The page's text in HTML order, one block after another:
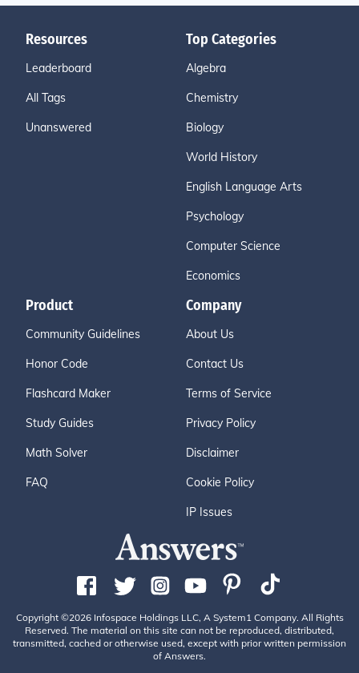
Resources
Leaderboard
All Tags
Unanswered
Top Categories
Algebra
Chemistry
Biology
World History
English Language Arts
Psychology
Computer Science
Economics
Product
Community Guidelines
Honor Code
Flashcard Maker
Study Guides
Math Solver
FAQ
Company
About Us
Contact Us
Terms of Service
Privacy Policy
Disclaimer
Cookie Policy
IP Issues
Copyright ©2026 Infospace Holdings LLC, A System1 Company. All Rights
Reserved. The material on this site can not be reproduced, distributed,
transmitted, cached or otherwise used, except with prior written permission
of Answers.